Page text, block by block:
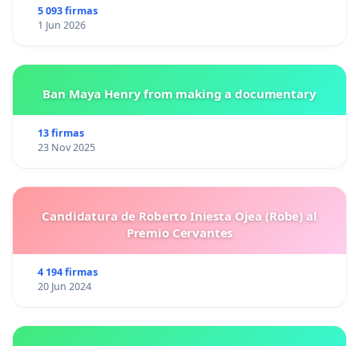
5 093 firmas
1 Jun 2026
Ban Maya Henry from making a documentary
13 firmas
23 Nov 2025
Candidatura de Roberto Iniesta Ojea (Robe) al
Premio Cervantes
4 194 firmas
20 Jun 2024